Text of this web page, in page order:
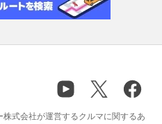
式会社が運営するクルマに関するあ